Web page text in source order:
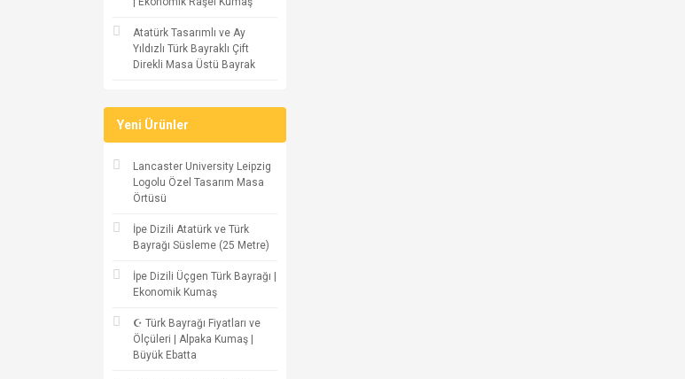
Atatürk Tasarımlı ve Ay
Yıldızlı Türk Bayraklı Çift
Direkli Masa Üstü Bayrak
Yeni Ürünler
Lancaster University Leipzig
Logolu Özel Tasarım Masa
Örtüsü
İpe Dizili Atatürk ve Türk
Bayrağı Süsleme (25 Metre)
İpe Dizili Üçgen Türk Bayrağı |
Ekonomik Kumaş
☪ Türk Bayrağı Fiyatları ve
Ölçüleri | Alpaka Kumaş |
Büyük Ebatta